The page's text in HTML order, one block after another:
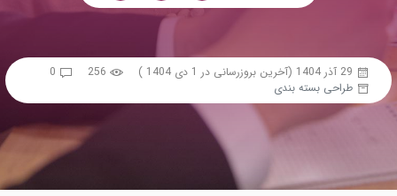
29 آذر 1404 (آخرین بروزرسانی در 1 دی 1404 ) 256
0
طراحی بسته بندی